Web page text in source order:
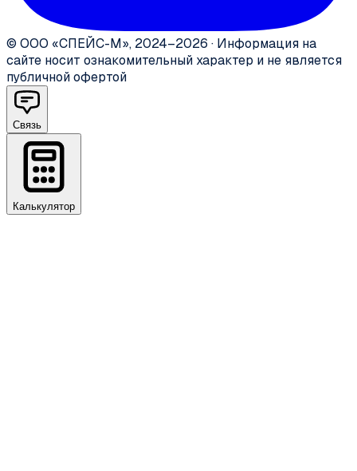
© ООО «СПЕЙС-М», 2024–2026 · Информация на
сайте носит ознакомительный характер и не является
публичной офертой
Связь
Калькулятор